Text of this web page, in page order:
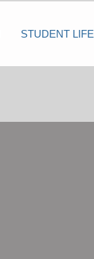
STUDENT LIFE